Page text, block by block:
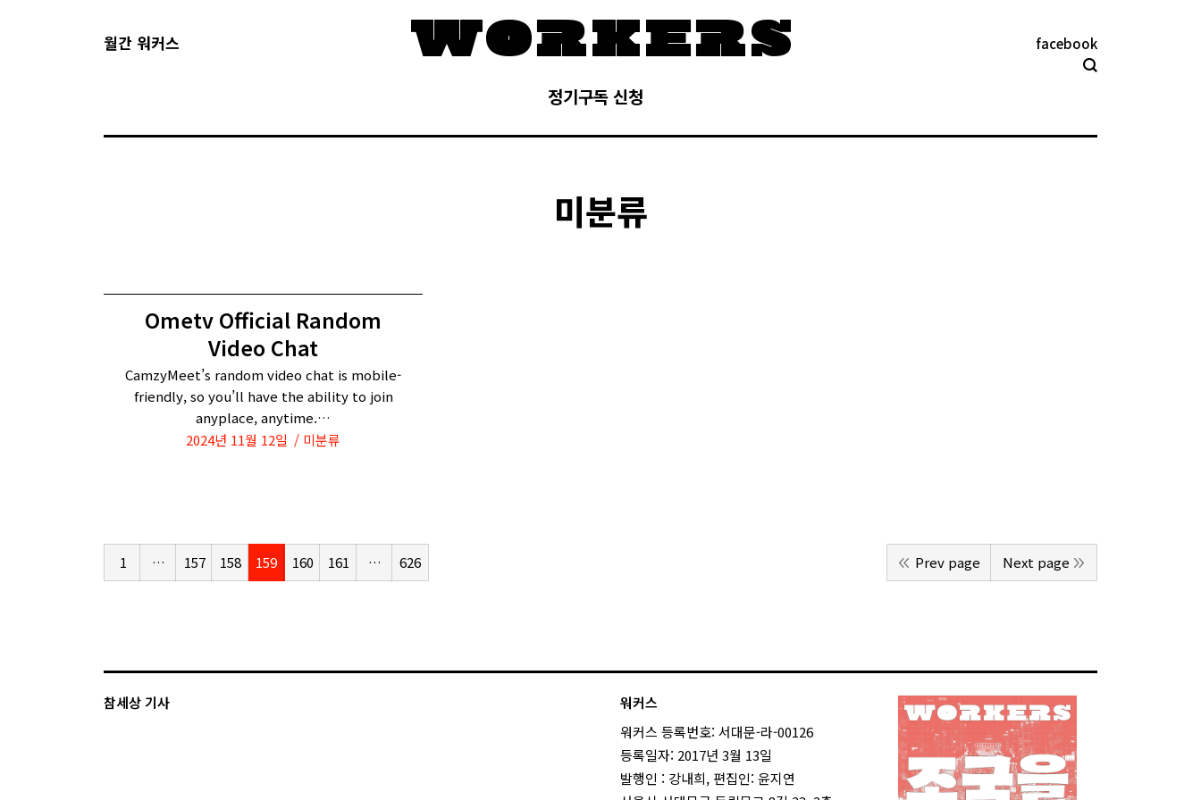
월간 워커스 facebook
정기구독 신청
미분류
Ometv Official Random
Video Chat
CamzyMeet’s random video chat is mobile-
friendly, so you’ll have the ability to join
anyplace, anytime.…
2024년 11월 12일
미분류
1 … 157 158 159 160 161 … 626 Prev page Next page
참세상 기사
워커스
워커스 등록번호: 서대문-라-00126
등록일자: 2017년 3월 13일
발행인 : 강내희, 편집인: 윤지연